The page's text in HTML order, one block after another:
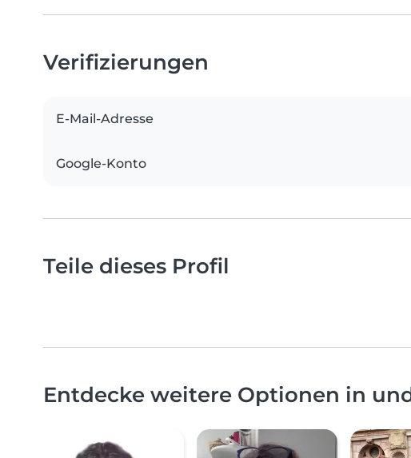
Verifizierungen
E-Mail-Adresse
Google-Konto
Teile dieses Profil
Entdecke weitere Optionen in